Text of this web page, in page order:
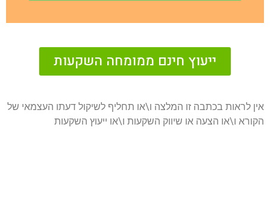
ייעוץ חינם ממומחה השקעות
אין לראות בכתבה זו המלצה ו\או תחליף לשיקול דעתו העצמאי של
הקורא ו\או הצעה או שיווק השקעות ו\או ייעוץ השקעות